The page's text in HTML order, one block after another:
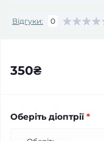
Відгуки: 0
350₴
Оберіть діоптрії*